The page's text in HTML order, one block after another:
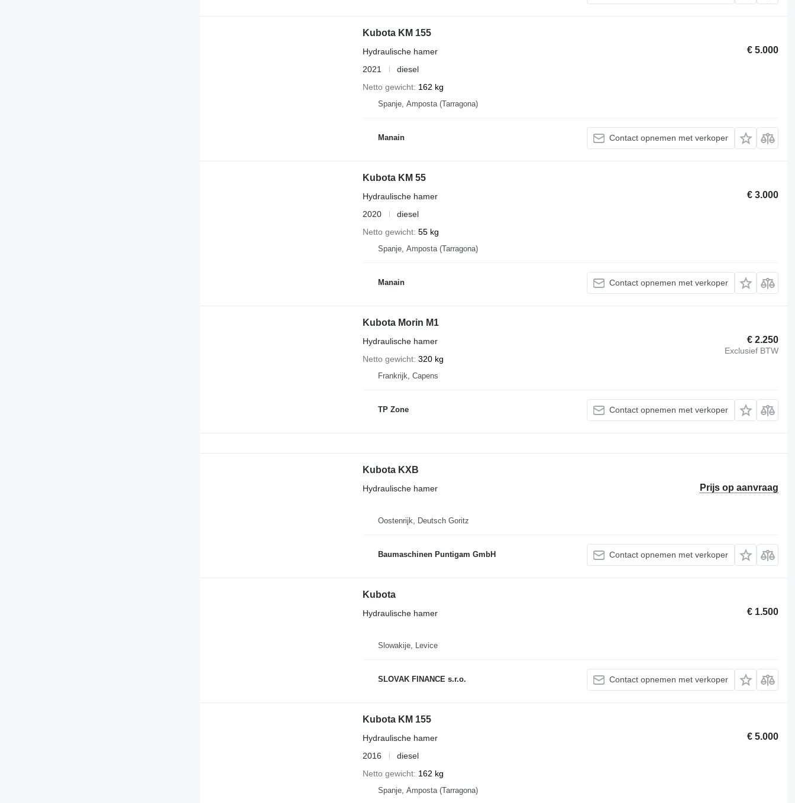
Kubota KM 155
€ 5.000
Hydraulische hamer
2021
diesel
Netto gewicht 162 kg
Spanje, Amposta (Tarragona)
Manain Contact opnemen met verkoper
Kubota KM 55
€ 3.000
Hydraulische hamer
2020
diesel
Netto gewicht 55 kg
Spanje, Amposta (Tarragona)
Manain Contact opnemen met verkoper
Kubota Morin M1
€ 2.250
Exclusief BTW
Hydraulische hamer
Netto gewicht 320 kg
Frankrijk, Capens
TP Zone Contact opnemen met verkoper
Kubota KXB
Prijs op aanvraag
Hydraulische hamer
Oostenrijk, Deutsch Goritz
Baumaschinen Puntigam GmbH Contact opnemen met verkoper
Kubota
€ 1.500
Hydraulische hamer
Slowakije, Levice
SLOVAK FINANCE s.r.o. Contact opnemen met verkoper
Kubota KM 155
€ 5.000
Hydraulische hamer
2016
diesel
Netto gewicht 162 kg
Spanje, Amposta (Tarragona)